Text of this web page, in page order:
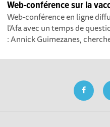
Web-conférence sur la
Web-conférence en ligne
l'Afa avec un temps de
: Annick Guimezanes,